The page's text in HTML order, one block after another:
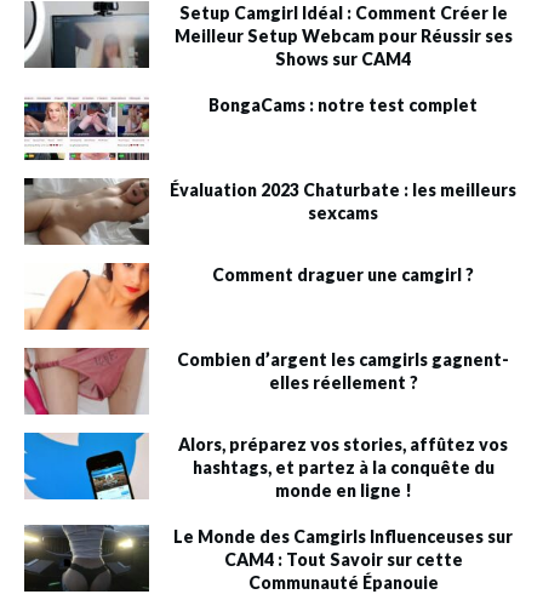
Setup Camgirl Idéal : Comment Créer le
Meilleur Setup Webcam pour Réussir ses
Shows sur CAM4
BongaCams : notre test complet
Évaluation 2023 Chaturbate : les meilleurs
sexcams
Comment draguer une camgirl ?
Combien d’argent les camgirls gagnent-
elles réellement ?
Alors, préparez vos stories, affûtez vos
hashtags, et partez à la conquête du
monde en ligne !
Le Monde des Camgirls Influenceuses sur
CAM4 : Tout Savoir sur cette
Communauté Épanouie